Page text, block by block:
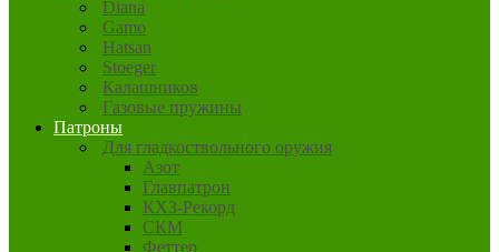
Diana
Gamo
Hatsan
Stoeger
Калашников
Газовые пружины
Патроны
Для гладкоствольного оружия
Азот
Главпатрон
КХЗ-Рекорд
СКМ
Феттер